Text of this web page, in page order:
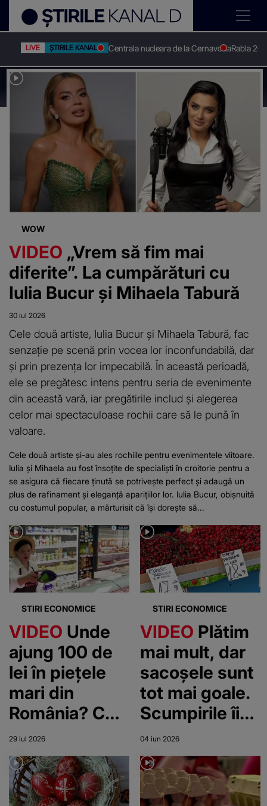
LIVE ȘTIRILE KANAL D Centrala nucleara de la CernavodaRabla
Stirile Kanal D Cumparaturi
Știri despre "Cumparaturi"
WOW
VIDEO „Vrem să fim mai
diferite”. La cumpărături cu
Iulia Bucur și Mihaela Tabură
30 iul 2026
Cele două artiste, Iulia Bucur și Mihaela Tabură, fac
senzație pe scenă prin vocea lor inconfundabilă, dar
și prin prezența lor impecabilă. În această perioadă,
ele se pregătesc intens pentru seria de evenimente
din această vară, iar pregătirile includ și alegerea
celor mai spectaculoase rochii care să le pună în
valoare.
Cele două artiste și-au ales rochiile pentru evenimentele viitoare.
Iulia și Mihaela au fost însoțite de specialiști în croitorie pentru a
se asigura că fiecare ținută se potrivește perfect și adaugă un
plus de rafinament și eleganță aparițiilor lor. Iulia Bucur, obișnuită
cu costumul popular, a mărturisit că își dorește să...
STIRI ECONOMICE
VIDEO Unde
ajung 100 de
lei în piețele
mari din
România? Ce
poți cumpăra
cu aceeași
sumă, în locuri
diferite
29 iul 2026
STIRI ECONOMICE
VIDEO Plătim
mai mult, dar
sacoșele sunt
tot mai goale.
Scumpirile îi
afectează din
ce în ce mai
tare pe români
04 iun 2026